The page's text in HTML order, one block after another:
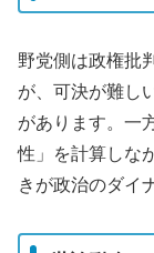
野党側は政権批
が、可決が難し
があります。一
性」を計算しな
きが政治のダイ